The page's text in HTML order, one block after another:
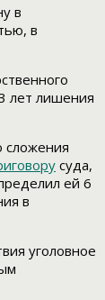
в
в
лет лишения
сложения
суда,
ей 6
в
уголовное